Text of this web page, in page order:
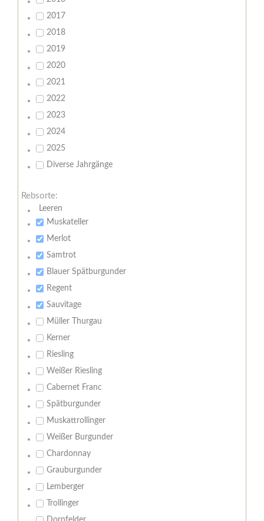
2017
2018
2019
2020
2021
2022
2023
2024
2025
Diverse Jahrgänge
Rebsorte:
Leeren
Muskateller
Merlot
Samtrot
Blauer Spätburgunder
Regent
Sauvitage
Müller Thurgau
Kerner
Riesling
Weißer Riesling
Cabernet Franc
Spätburgunder
Muskattrollinger
Weißer Burgunder
Chardonnay
Grauburgunder
Lemberger
Trollinger